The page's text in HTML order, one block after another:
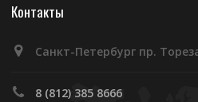
Контакты
Санкт-Петербург пр.
8 (812) 385 8666